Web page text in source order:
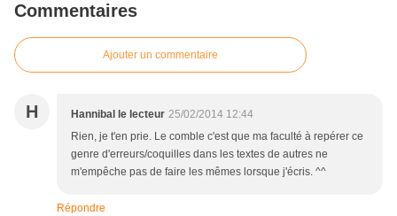
Commentaires
Ajouter un commentaire
H Hannibal le lecteur 25/02/2014 12:44
Rien, je t'en prie. Le comble c'est que ma faculté à repérer ce
genre d'erreurs/coquilles dans les textes de autres ne
m'empêche pas de faire les mêmes lorsque j'écris. ^^
Répondre